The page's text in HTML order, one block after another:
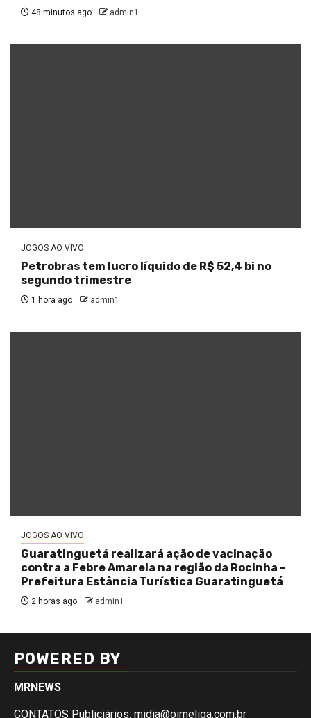
48 minutos ago admin1
JOGOS AO VIVO
Petrobras tem lucro líquido de R$ 52,4 bi no
segundo trimestre
1 hora ago admin1
JOGOS AO VIVO
Guaratinguetá realizará ação de vacinação
contra a Febre Amarela na região da Rocinha –
Prefeitura Estância Turística Guaratinguetá
2 horas ago admin1
POWERED BY
MRNEWS
CONTATOS Publiciários: midia@oimeliga.com.br